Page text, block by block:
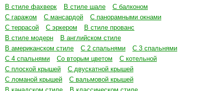
В стиле фахверк В стиле шале
С балконом
С гаражом
С мансардой
С панорамными окнами
С террасой
С эркером
В стиле прованс
В стиле модерн
В английском стиле
В американском стиле
С 2 спальнями
С 3 спальнями
С 4 спальнями
Со вторым цветом
С котельной
С плоской крышей
С двускатной крышей
С ломаной крышей
С вальмовой крышей